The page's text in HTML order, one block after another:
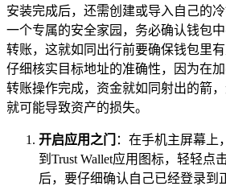
安装完成后，还需创建或导入自己的
一个专属的安全家园，务必确认钱包
转账，这就如同出行前要确保钱包里
仔细核实目标地址的准确性，因为在
转账操作完成，资金就如同射出的箭，
就可能导致资产的损失。
开启应用之门
：在手机主屏幕上
到Trust Wallet应用图标，轻轻点
后，要仔细确认自己已经登录到